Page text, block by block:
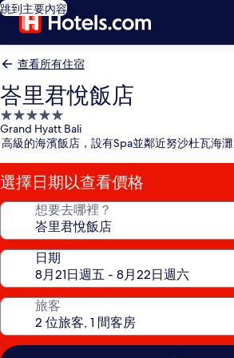
跳到主要內容
查看所有住宿
峇里君悅飯店
5.0
星
級
住
宿
Grand Hyatt Bali
高級的海濱飯店，設有Spa並鄰近努沙杜瓦海灘
選擇日期以查看價格
想要去哪裡？
日期
旅客